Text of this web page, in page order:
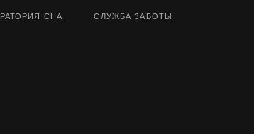
СЛУЖБА ЗАБОТЫ